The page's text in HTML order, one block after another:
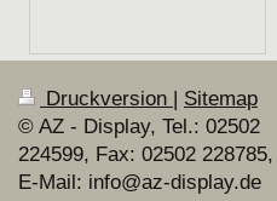
Druckversion | Sitemap
© AZ - Display, Tel.: 02502
224599, Fax: 02502 228785,
E-Mail: info@az-display.de